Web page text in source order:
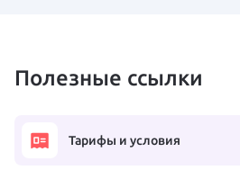
Полезные ссылки
Тарифы и условия